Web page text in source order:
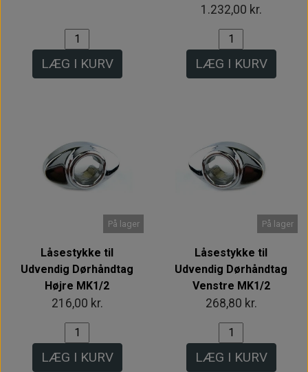
LÆG I KURV
1.232,00 kr.
LÆG I KURV
På lager
Låsestykke til
Udvendig Dørhåndtag
Højre MK1/2
216,00 kr.
LÆG I KURV
På lager
Låsestykke til
Udvendig Dørhåndtag
Venstre MK1/2
268,80 kr.
LÆG I KURV